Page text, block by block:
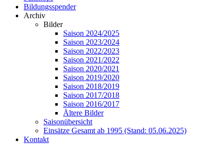
Bildungsspender
Archiv
Bilder
Saison 2024/2025
Saison 2023/2024
Saison 2022/2023
Saison 2021/2022
Saison 2020/2021
Saison 2019/2020
Saison 2018/2019
Saison 2017/2018
Saison 2016/2017
Ältere Bilder
Saisonübersicht
Einsätze Gesamt ab 1995 (Stand: 05.06.2025)
Kontakt